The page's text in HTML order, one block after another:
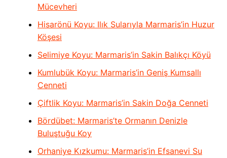
Mücevheri
Hisarönü Koyu: Ilık Sularıyla Marmaris’in Huzur
Köşesi
Selimiye Koyu: Marmaris’in Sakin Balıkçı Köyü
Kumlubük Koyu: Marmaris’in Geniş Kumsallı
Cenneti
Çiftlik Koyu: Marmaris’in Sakin Doğa Cenneti
Bördübet: Marmaris’te Ormanın Denizle
Buluştuğu Koy
Orhaniye Kızkumu: Marmaris’in Efsanevi Su